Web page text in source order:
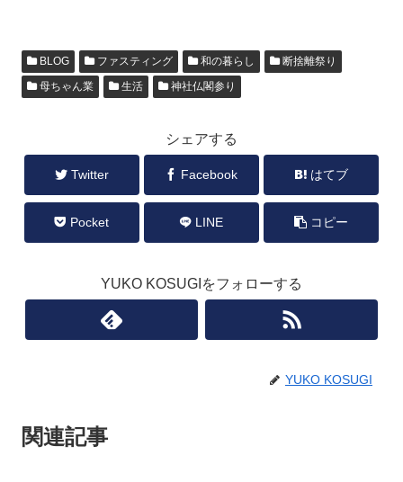
BLOG ファスティング 和の暮らし
断捨離祭り
母ちゃん業
生活 神社仏閣参り
シェアする
Twitter Facebook はてブ
Pocket LINE コピー
YUKO KOSUGIをフォローする
YUKO KOSUGI
関連記事